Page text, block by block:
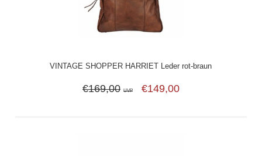
VINTAGE SHOPPER HARRIET Leder rot-braun
€169,00 UVP €149,00